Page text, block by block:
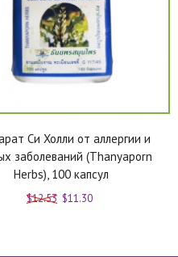
Си Холли от аллергии и
заболеваний (Thanyaporn
Herbs), 100 капсул
$12.53 $11.30